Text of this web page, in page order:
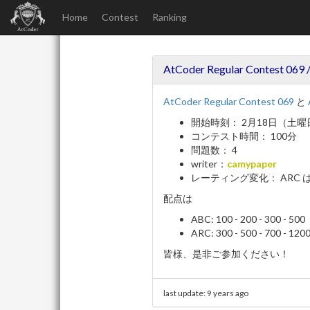
Home Contest Ranking
AtCoder Regular Contest 069
AtCoder Regular Contest 069 と
開始時刻： 2月18日（土曜
コンテスト時間： 100分
問題数： 4
writer： camypaper
レーティング変化： ARC
配点は
ABC: 100 - 200 - 300 - 500
ARC: 300 - 500 - 700 -
皆様、是非ご参加ください！
last update: 9 years ago